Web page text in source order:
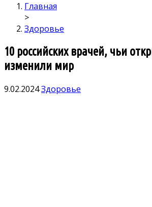
Главная
>
Здоровье
10 российских врачей, чьи
изменили мир
9.02.2024Здоровье